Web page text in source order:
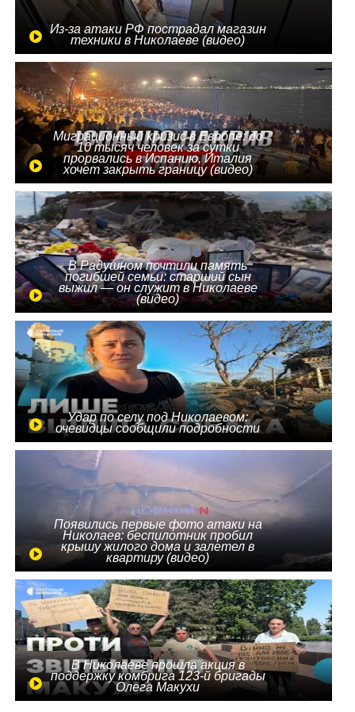
Из-за атаки РФ пострадал магазин
техники в Николаеве (видео)
Миграционный кризис в Европе: до
10 тысяч человек за сутки
прорвались в Испанию, Италия
хочет закрыть границу (видео)
В Радушном почтили память
погибшей семьи: старший сын
выжил — он служит в Николаеве
(видео)
Удар по селу под Николаевом:
очевидцы сообщили подробности
Появились первые фото атаки на
Николаев: беспилотник пробил
крышу жилого дома и залетел в
квартиру (видео)
В Николаеве прошла акция в
поддержку комбрига 123-й бригады
Олега Макухи